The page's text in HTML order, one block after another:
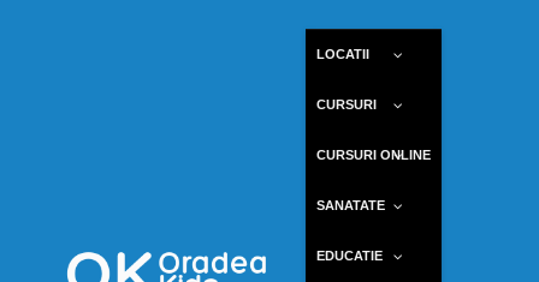
LOCATII
CURSURI
CURSURI ONLINE
SANATATE
EDUCATIE